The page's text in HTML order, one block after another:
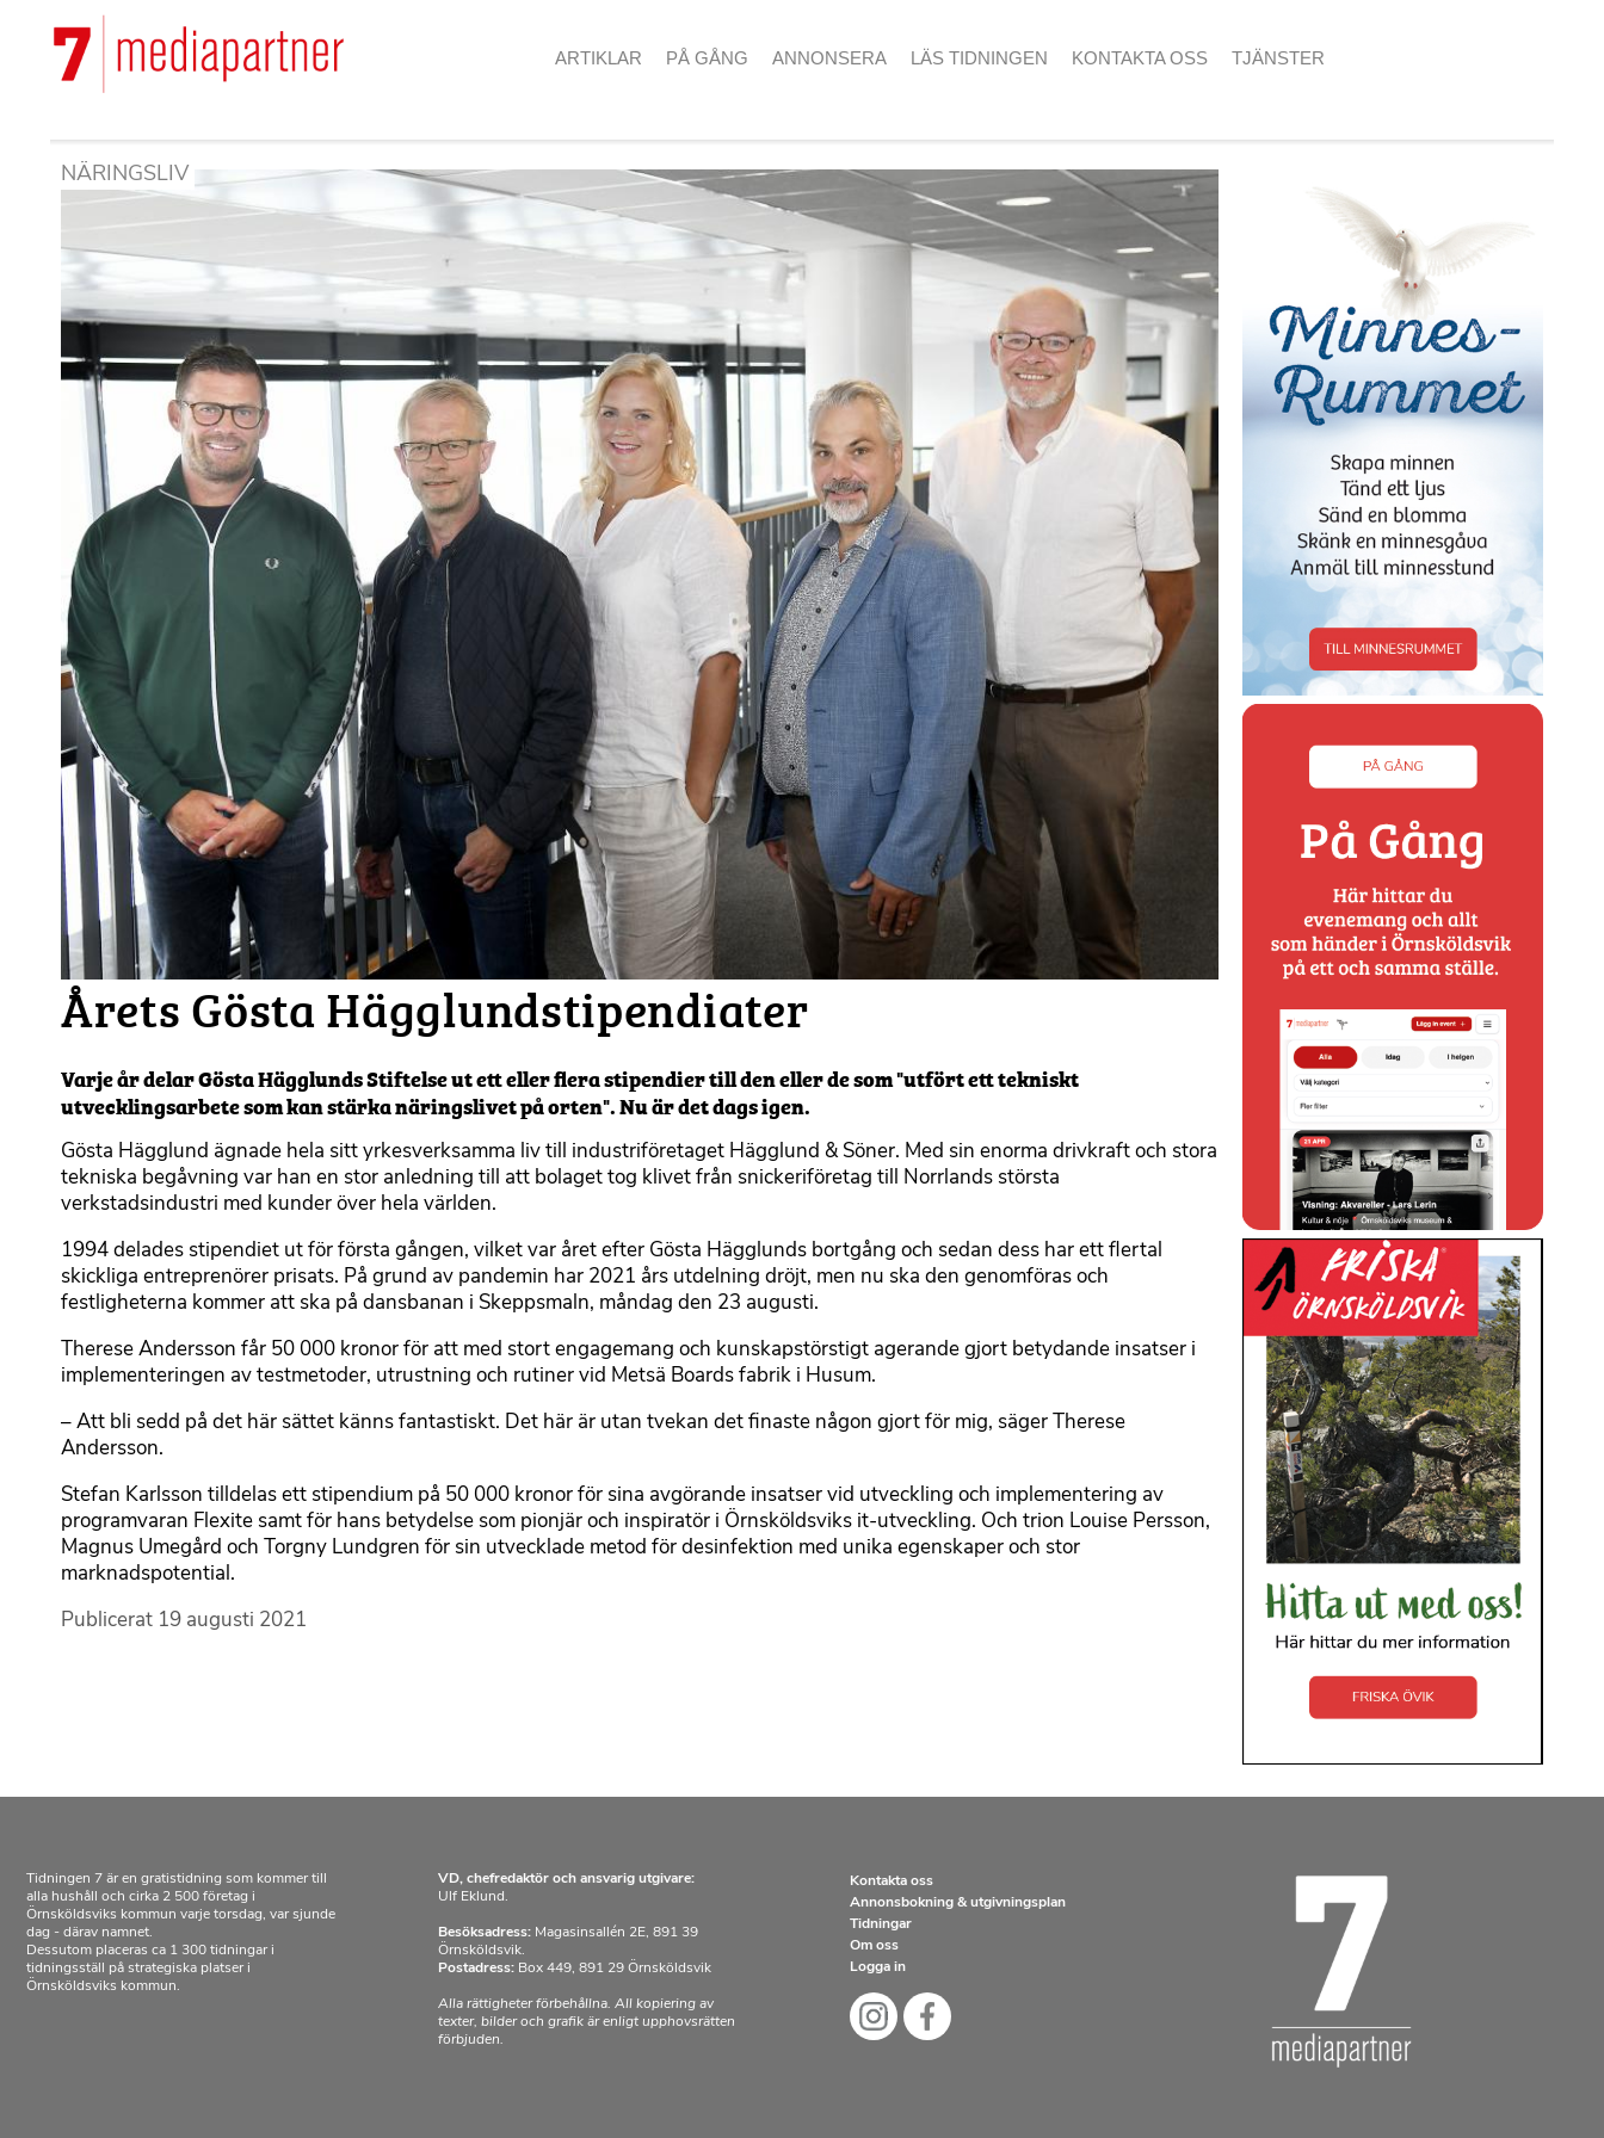
huvudinnehåll
ARTIKLAR PÅ GÅNG ANNONSERA LÄS TIDNINGEN KONTAKTA OSS TJÄNSTER
NÄRINGSLIV
Årets Gösta Hägglundstipendiater
Varje år delar Gösta Hägglunds Stiftelse ut ett eller flera stipendier till den eller de som "utfört ett tekniskt
utvecklingsarbete som kan stärka näringslivet på orten". Nu är det dags igen.
Gösta Hägglund ägnade hela sitt yrkesverksamma liv till industriföretaget Hägglund & Söner. Med sin enorma drivkraft och stora
tekniska begåvning var han en stor anledning till att bolaget tog klivet från snickeriföretag till Norrlands största
verkstadsindustri med kunder över hela världen.
1994 delades stipendiet ut för första gången, vilket var året efter Gösta Hägglunds bortgång och sedan dess har ett flertal
skickliga entreprenörer prisats. På grund av pandemin har 2021 års utdelning dröjt, men nu ska den genomföras och
festligheterna kommer att ska på dansbanan i Skeppsmaln, måndag den 23 augusti.
Therese Andersson får 50 000 kronor för att med stort engagemang och kunskapstörstigt agerande gjort betydande insatser i
implementeringen av testmetoder, utrustning och rutiner vid Metsä Boards fabrik i Husum.
– Att bli sedd på det här sättet känns fantastiskt. Det här är utan tvekan det finaste någon gjort för mig, säger Therese
Andersson.
Stefan Karlsson tilldelas ett stipendium på 50 000 kronor för sina avgörande insatser vid utveckling och implementering av
programvaran Flexite samt för hans betydelse som pionjär och inspiratör i Örnsköldsviks it-utveckling. Och trion Louise Persson,
Magnus Umegård och Torgny Lundgren för sin utvecklade metod för desinfektion med unika egenskaper och stor
marknadspotential.
Publicerat 19 augusti 2021
Tidningen 7 är en gratistidning som kommer till
alla hushåll och cirka 2 500 företag i
Örnsköldsviks kommun varje torsdag, var sjunde
dag - därav namnet.
Dessutom placeras ca 1 300 tidningar i
tidningsställ på strategiska platser i
Örnsköldsviks kommun.
VD, chefredaktör och ansvarig utgivare:
Ulf Eklund.
Besöksadress: Magasinsallén 2E, 891 39
Örnsköldsvik.
Postadress: Box 449, 891 29 Örnsköldsvik
Alla rättigheter förbehållna. All kopiering av
texter, bilder och grafik är enligt upphovsrätten
förbjuden.
Kontakta oss
Annonsbokning & utgivningsplan
Tidningar
Om oss
Logga in